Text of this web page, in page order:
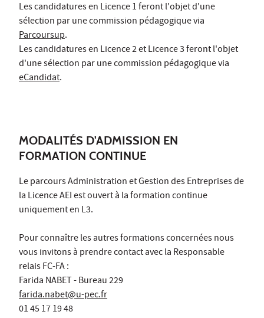
Les candidatures en Licence 1 feront l'objet d'une
sélection par une commission pédagogique via
Parcoursup.
Les candidatures en Licence 2 et Licence 3 feront l'objet
d'une sélection par une commission pédagogique via
eCandidat.
MODALITÉS D'ADMISSION EN
FORMATION CONTINUE
Le parcours Administration et Gestion des Entreprises de
la Licence AEI est ouvert à la formation continue
uniquement en L3.
Pour connaître les autres formations concernées nous
vous invitons à prendre contact avec la Responsable
relais FC-FA :
Farida NABET - Bureau 229
farida.nabet@u-pec.fr
01 45 17 19 48